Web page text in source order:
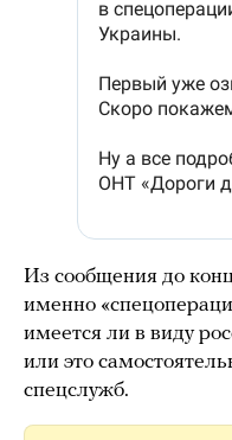
Из сообщения до
именно
имеется ли в виду
или это
спецслужб.